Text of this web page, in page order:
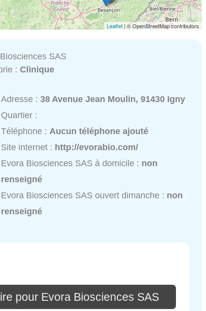
Leaflet | © OpenStreetMap contributors
SAS
:Clinique
Adresse :38 Avenue Jean Moulin, 91430 Igny
Quartier :
Téléphone :Aucun téléphone ajouté
Site internet : http://evorabio.com/
Evora Biosciences SAS à domicile : non
renseigné
Evora Biosciences SAS ouvert dimanche : non
renseigné
pour Evora Biosciences SAS